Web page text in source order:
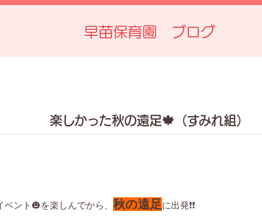
早苗保育園 ブログ
楽しかった秋の遠足🍁（すみれ組）
ベント🎃を楽しんでから、秋の遠足に出発❗❗